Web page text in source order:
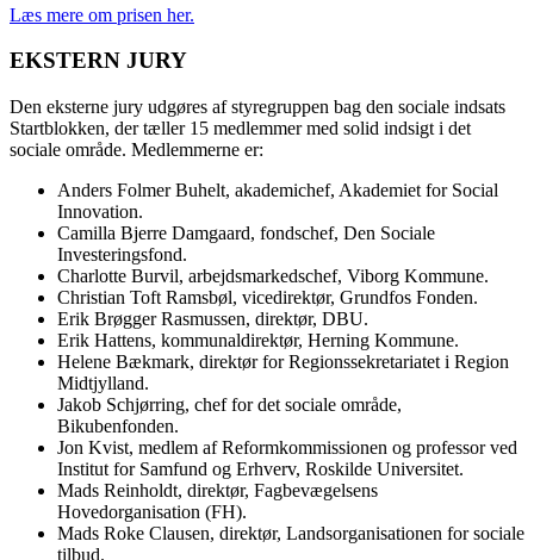
Læs mere om prisen her.
EKSTERN JURY
Den eksterne jury udgøres af styregruppen bag den sociale indsats
Startblokken, der tæller 15 medlemmer med solid indsigt i det
sociale område. Medlemmerne er:
Anders Folmer Buhelt, akademichef, Akademiet for Social
Innovation.
Camilla Bjerre Damgaard, fondschef, Den Sociale
Investeringsfond.
Charlotte Burvil, arbejdsmarkedschef, Viborg Kommune.
Christian Toft Ramsbøl, vicedirektør, Grundfos Fonden.
Erik Brøgger Rasmussen, direktør, DBU.
Erik Hattens, kommunaldirektør, Herning Kommune.
Helene Bækmark, direktør for Regionssekretariatet i Region
Midtjylland.
Jakob Schjørring, chef for det sociale område,
Bikubenfonden.
Jon Kvist, medlem af Reformkommissionen og professor ved
Institut for Samfund og Erhverv, Roskilde Universitet.
Mads Reinholdt, direktør, Fagbevægelsens
Hovedorganisation (FH).
Mads Roke Clausen, direktør, Landsorganisationen for sociale
tilbud.